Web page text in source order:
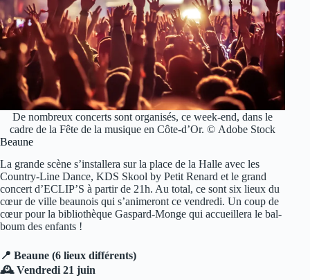
De nombreux concerts sont organisés, ce week-end, dans le
cadre de la Fête de la musique en Côte-d’Or. © Adobe Stock
Beaune
La grande scène s’installera sur la place de la Halle avec les
Country-Line Dance, KDS Skool by Petit Renard et le grand
concert d’ECLIP’S à partir de 21h. Au total, ce sont six lieux du
cœur de ville beaunois qui s’animeront ce vendredi. Un coup de
cœur pour la bibliothèque Gaspard-Monge qui accueillera le bal-
boum des enfants !
📍 Beaune (6 lieux différents)
🕰️ Vendredi 21 juin